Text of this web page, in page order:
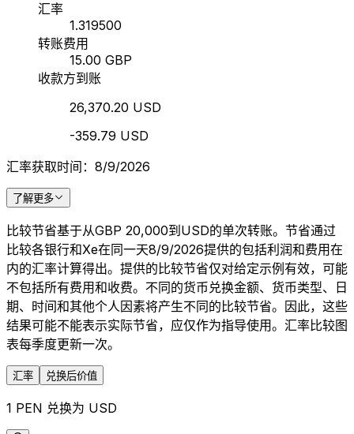
汇率
1.319500
转账费用
15.00 GBP
收款方到账
26,370.20 USD
-359.79 USD
汇率获取时间：8/9/2026
了解更多
比较节省基于从GBP 20,000到USD的单次转账。节省通过
比较各银行和Xe在同一天8/9/2026提供的包括利润和费用在
内的汇率计算得出。提供的比较节省仅对给定示例有效，可能
不包括所有费用和收费。不同的货币兑换金额、货币类型、日
期、时间和其他个人因素将产生不同的比较节省。因此，这些
结果可能不能表示实际节省，应仅作为指导使用。汇率比较图
表每季度更新一次。
汇率 兑换后价值
1 PEN 兑换为 USD